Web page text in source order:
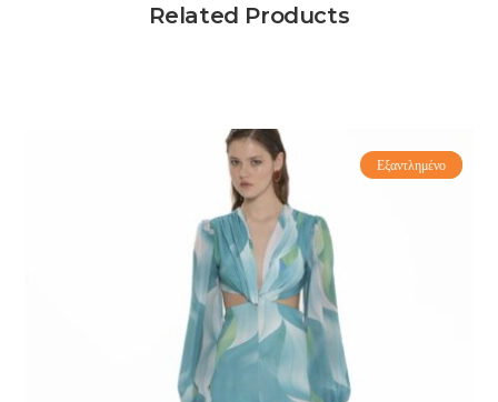
Related Products
-70%
Εξαντλημένο